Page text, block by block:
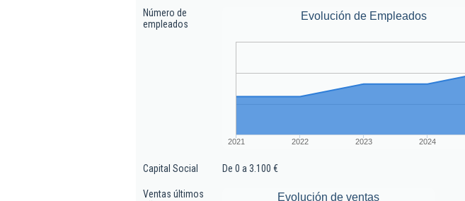
Número de
empleados
Evolución de Empleados
2021 2022 2023 2024
Capital Social De 0 a 3.100 €
Ventas últimos
Evolución de ventas